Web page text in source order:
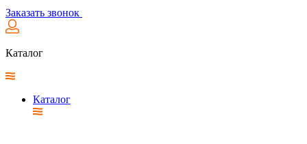
Заказать звонок
Каталог
Каталог